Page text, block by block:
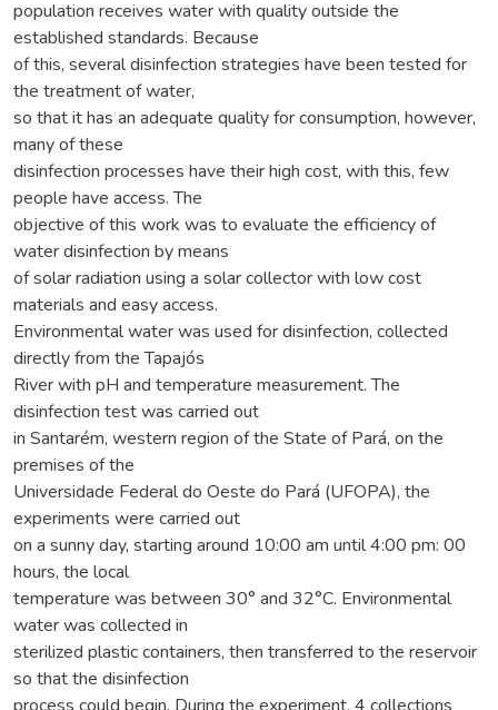
population receives water with quality outside the
established standards. Because
of this, several disinfection strategies have been tested for
the treatment of water,
so that it has an adequate quality for consumption, however,
many of these
disinfection processes have their high cost, with this, few
people have access. The
objective of this work was to evaluate the efficiency of
water disinfection by means
of solar radiation using a solar collector with low cost
materials and easy access.
Environmental water was used for disinfection, collected
directly from the Tapajós
River with pH and temperature measurement. The
disinfection test was carried out
in Santarém, western region of the State of Pará, on the
premises of the
Universidade Federal do Oeste do Pará (UFOPA), the
experiments were carried out
on a sunny day, starting around 10:00 am until 4:00 pm: 00
hours, the local
temperature was between 30° and 32°C. Environmental
water was collected in
sterilized plastic containers, then transferred to the reservoir
so that the disinfection